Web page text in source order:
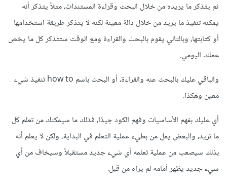
ثم يتذكر ما يريده من خلال البحث وقراءة المستندات، مثلاً يتذكر أنه
يمكنه تنفيذ ما يريد من خلال دالة معينة لكنه لا يتذكر طريقة استخدامها
أو كتابتها، وبالتالي يقوم بالبحث والقراءة ومع الوقت ستتذكر كل ما يخص
عملك اليومي.
والباقي عليك بالبحث عنه والقراءة، أو البحث باسم how to تنفيذ شيء
معين وهكذا.
أي عليك بفهم الأساسيات وفهم الكود جيدًا، فذلك ما سيمكنك من تعلم كل
ما تريد، والبعض يمل من بطيء عملية التعلم في البداية، ولكن لا يعلم أنه
بذلك سيصعب من عملية تعلمه أي شيء جديد مستقبلاً وسيخاف من أي
شيء جديد يظهر أمامه لم يراه من قبل.